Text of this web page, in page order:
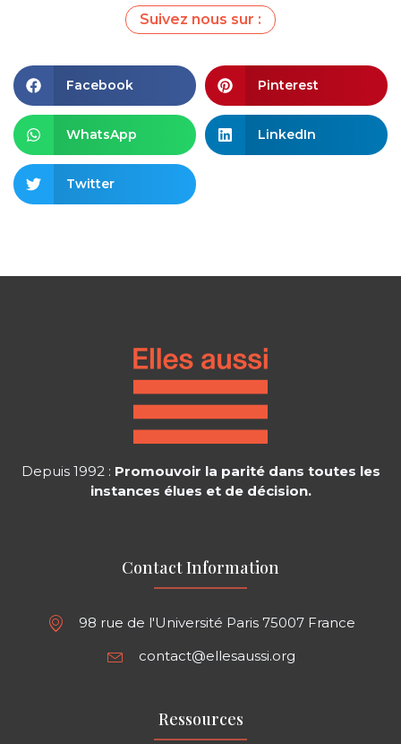
Suivez nous sur :
Facebook Pinterest
WhatsApp LinkedIn
Twitter
Depuis 1992 : Promouvoir la parité dans toutes les
instances élues et de décision.
Contact Information
98 rue de l'Université Paris 75007 France
contact@ellesaussi.org
Ressources